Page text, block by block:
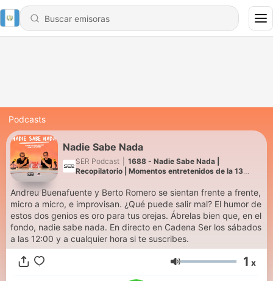
Podcasts
Nadie Sabe Nada
SER Podcast
1688 - Nadie Sabe Nada |
Recopilatorio | Momentos entretenidos de la 13
Andreu Buenafuente y Berto Romero se sientan frente a frente,
micro a micro, e improvisan. ¿Qué puede salir mal? El humor de
estos dos genios es oro para tus orejas. Ábrelas bien que, en el
fondo, nadie sabe nada. En directo en Cadena Ser los sábados
a las 12:00 y a cualquier hora si te suscribes.
Volumen 1 x